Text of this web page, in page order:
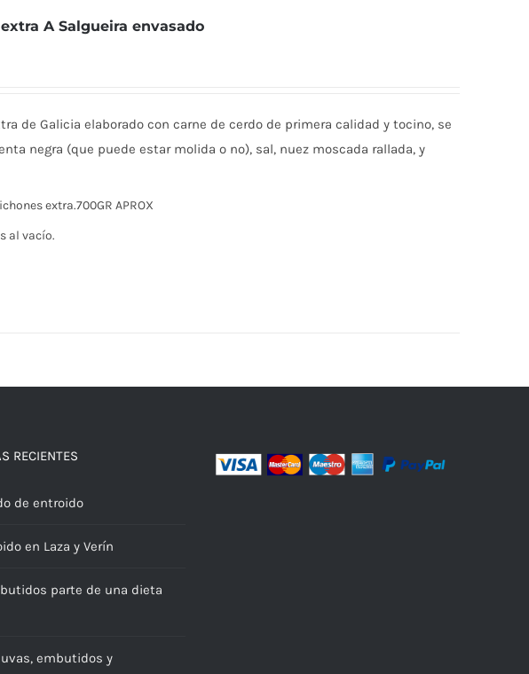
A Salgueira envasado
de Galicia elaborado con carne de cerdo de primera calidad y tocino, se
negra (que puede estar molida o no), sal, nuez moscada rallada, y
extra.700GR APROX
al vacío.
RECIENTES
de entroido
en Laza y Verín
parte de una dieta
uvas, embutidos y